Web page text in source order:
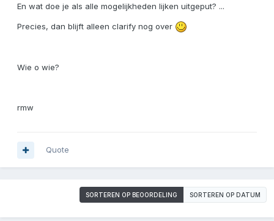
En wat doe je als alle mogelijkheden lijken uitgeput? ...
Precies, dan blijft alleen clarify nog over
Wie o wie?
rmw
Quote
SORTEREN OP BEOORDELING SORTEREN OP DATUM